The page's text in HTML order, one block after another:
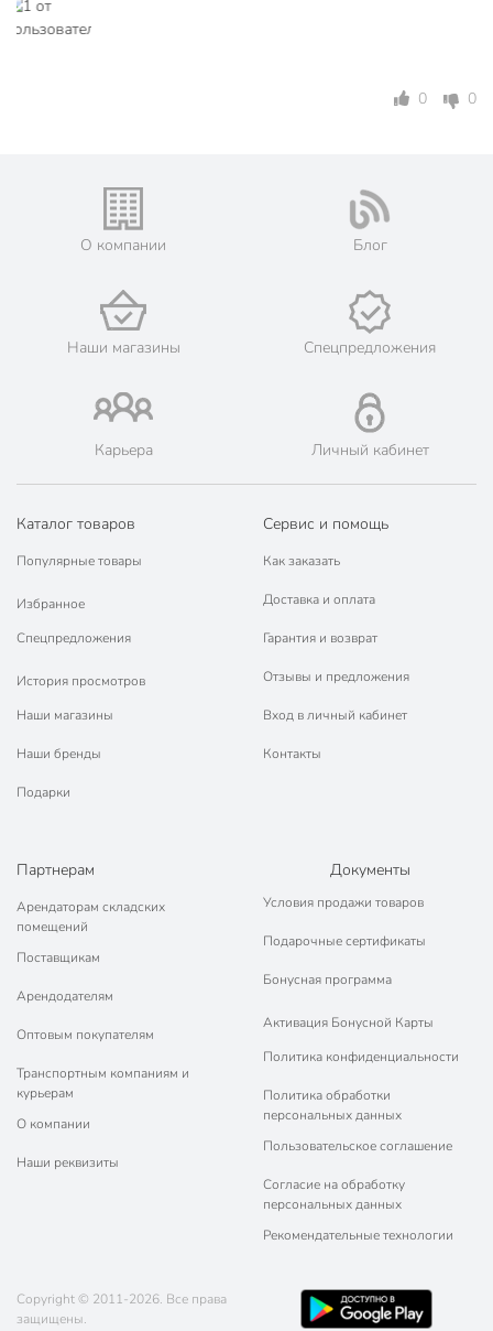
Бренд
с крышкой
фарфор
белый
Вес в упаковке
365 г
Габариты упаковки
6 x 13 x 13 см
0 0
О компании Блог
Наши магазины Спецпредложения
Карьера Личный кабинет
Каталог товаров
Популярные товары
Избранное
Спецпредложения
История просмотров
Наши магазины
Наши бренды
Подарки
Сервис и помощь
Как заказать
Доставка и оплата
Гарантия и возврат
Отзывы и предложения
Вход в личный кабинет
Контакты
Партнерам
Арендаторам складских
помещений
Поставщикам
Арендодателям
Оптовым покупателям
Транспортным компаниям и
курьерам
О компании
Наши реквизиты
Документы
Условия продажи товаров
Подарочные сертификаты
Бонусная программа
Активация Бонусной Карты
Политика конфиденциальности
Политика обработки
персональных данных
Пользовательское соглашение
Согласие на обработку
персональных данных
Рекомендательные технологии
Copyright © 2011-2026. Все права
защищены.